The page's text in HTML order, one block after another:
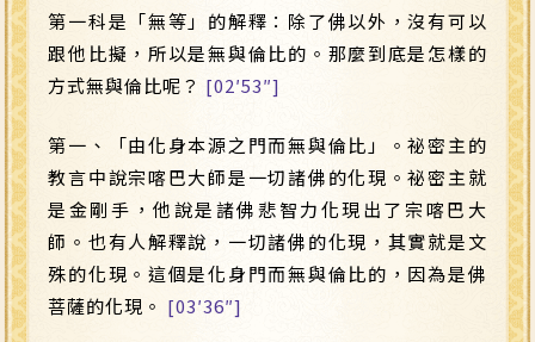
第一科是「無等」的解釋：除了佛以外，沒有可以
跟他比擬，所以是無與倫比的。那麼到底是怎樣的
方式無與倫比呢？ [02′53″]
第一、「由化身本源之門而無與倫比」。祕密主的
教言中說宗喀巴大師是一切諸佛的化現。祕密主就
是金剛手，他說是諸佛悲智力化現出了宗喀巴大
師。也有人解釋說，一切諸佛的化現，其實就是文
殊的化現。這個是化身門而無與倫比的，因為是佛
菩薩的化現。 [03′36″]